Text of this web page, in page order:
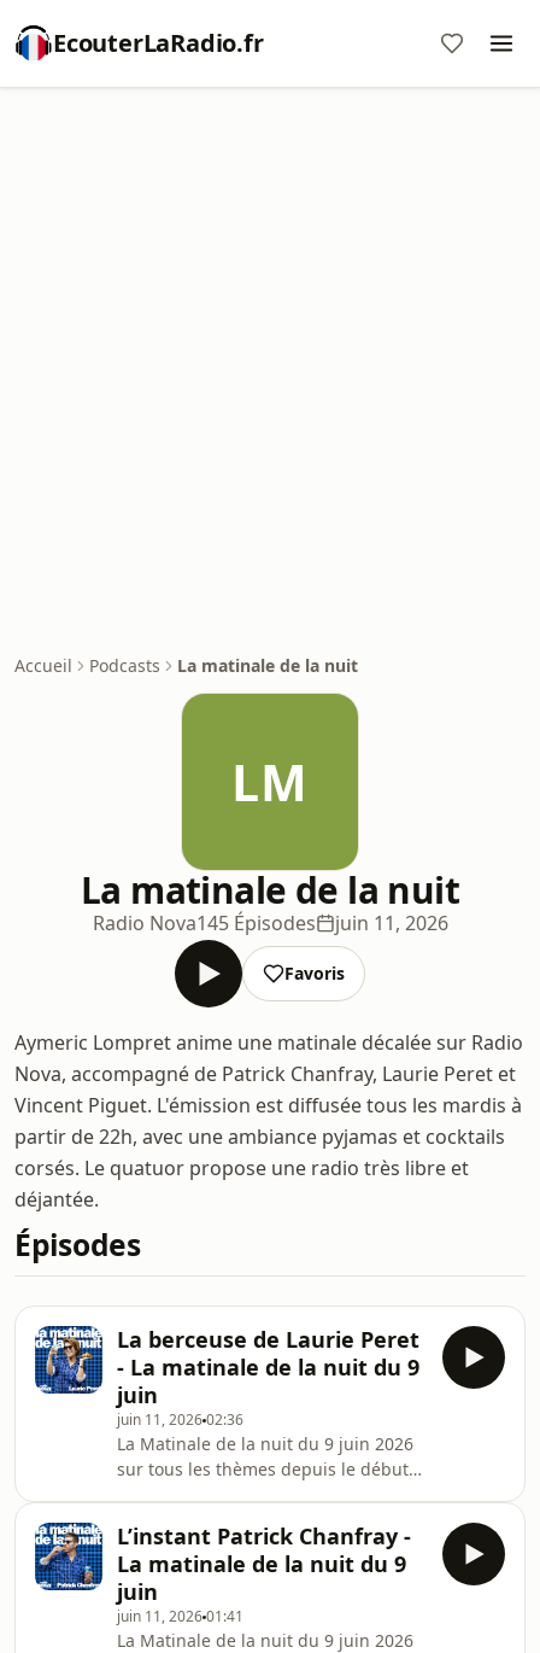
EcouterLaRadio.fr
Accueil Podcasts La matinale de la nuit
LM
La matinale de la nuit
Radio Nova145 Épisodes juin 11, 2026
Favoris
Aymeric Lompret anime une matinale décalée sur Radio
Nova, accompagné de Patrick Chanfray, Laurie Peret et
Vincent Piguet. L'émission est diffusée tous les mardis à
partir de 22h, avec une ambiance pyjamas et cocktails
corsés. Le quatuor propose une radio très libre et
déjantée.
Épisodes
La berceuse de Laurie Peret
- La matinale de la nuit du 9
juin
juin 11, 202602:36
La Matinale de la nuit du 9 juin 2026
sur tous les thèmes depuis le début
Vincent Piguet !La Matinale de la nuit,
c'est tous les mardis en direct de 22h
à minuit et à tout moment en podcast
et sur YouTube !
L’instant Patrick Chanfray -
La matinale de la nuit du 9
juin
juin 11, 202601:41
La Matinale de la nuit du 9 juin 2026